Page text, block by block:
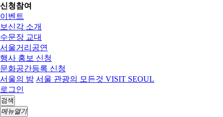
신청참여
이벤트
보신각 소개
수문장 교대
서울거리공연
행사 홍보 신청
문화공간등록 신청
서울의 밤 서울 관광의 모든것 VISIT SEOUL
로그인
검색
메뉴열기